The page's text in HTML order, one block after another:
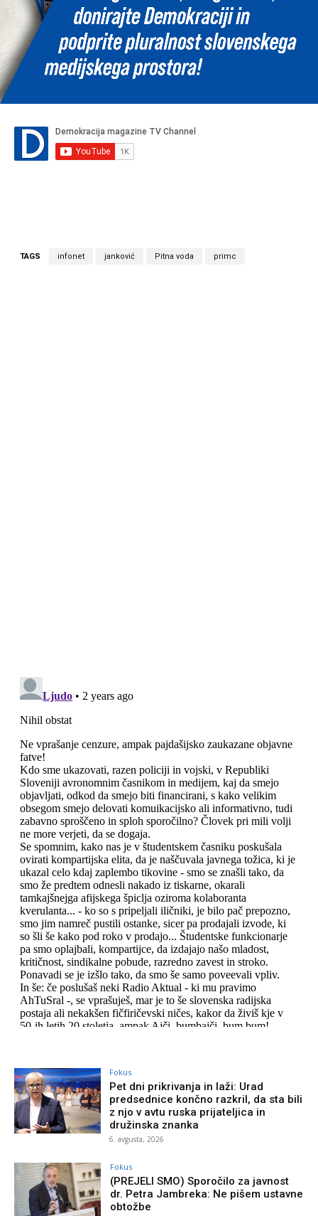
TAGS infonet janković Pitna voda primc
Fokus
Pet dni prikrivanja in laži: Urad
predsednice končno razkril, da sta bili
z njo v avtu ruska prijateljica in
družinska znanka
6. avgusta, 2026
Fokus
(PREJELI SMO) Sporočilo za javnost
dr. Petra Jambreka: Ne pišem ustavne
obtožbe